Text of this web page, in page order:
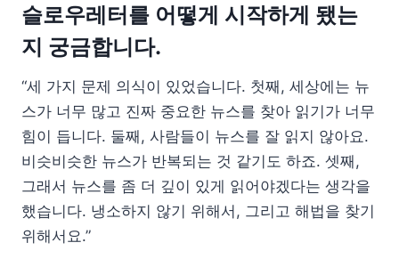
슬로우레터를 어떻게 시작하게 됐는
지 궁금합니다.
“세 가지 문제 의식이 있었습니다. 첫째, 세상에는 뉴
스가 너무 많고 진짜 중요한 뉴스를 찾아 읽기가 너무
힘이 듭니다. 둘째, 사람들이 뉴스를 잘 읽지 않아요.
비슷비슷한 뉴스가 반복되는 것 같기도 하죠. 셋째,
그래서 뉴스를 좀 더 깊이 있게 읽어야겠다는 생각을
했습니다. 냉소하지 않기 위해서, 그리고 해법을 찾기
위해서요.”